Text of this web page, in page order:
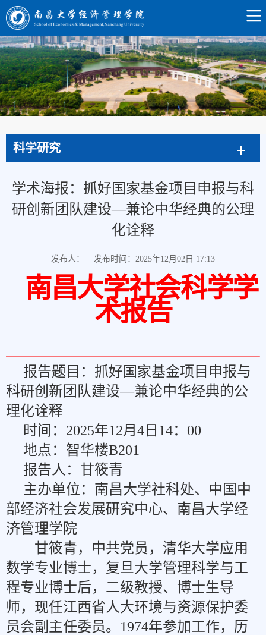
科学研究
学术海报：抓好国家基金项目申报与科
研创新团队建设—兼论中华经典的公理
化诠释
发布人： 发布时间：2025年12月02日 17:13
南昌大学社会科学学
术报告
报告题目： 抓好国家基金项目申报与
科研创新团队建设—兼论中华经典的公
理化诠释
时间：2025年12月4日14： 00
地点： 智华楼B201
报告人：甘筱青
主办单位：南昌大学社科处、中国中
部经济社会发展研究中心、南昌大学经
济管理学院
甘筱青，中共党员，清华大学应用
数学专业博士，复旦大学管理科学与工
程专业博士后，二级教授、博士生导
师，现任江西省人大环境与资源保护委
员会副主任委员。1974年参加工作，历